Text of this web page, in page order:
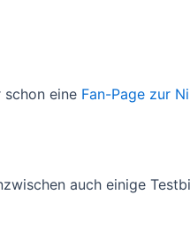
eine Fan-Page zur
auch einige